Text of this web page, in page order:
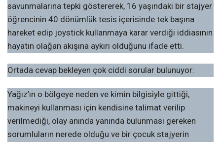
savunmalarına tepki göstererek, 16 yaşındaki bir stajyer
öğrencinin 40 dönümlük tesis içerisinde tek başına
hareket edip joystick kullanmaya karar verdiği iddiasının
hayatın olağan akışına aykırı olduğunu ifade etti.
Ortada cevap bekleyen çok ciddi sorular bulunuyor:
Yağız’ın o bölgeye neden ve kimin bilgisiyle gittiği,
makineyi kullanması için kendisine talimat verilip
verilmediği, olay anında yanında bulunması gereken
sorumluların nerede olduğu ve bir çocuk stajyerin